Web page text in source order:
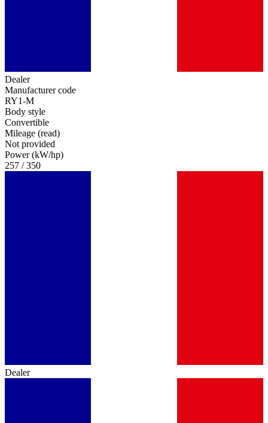
Dealer
Manufacturer code
RY1-M
Body style
Convertible
Mileage (read)
Not provided
Power (kW/hp)
257 / 350
Dealer